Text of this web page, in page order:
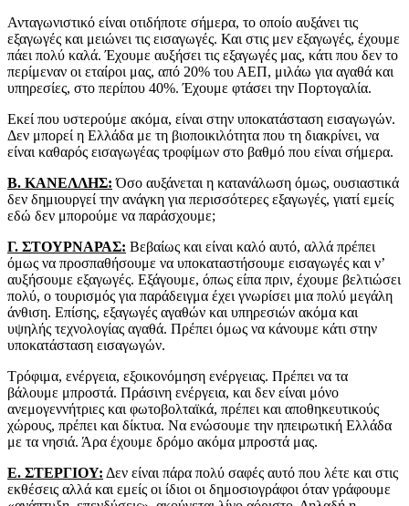
Ανταγωνιστικό είναι οτιδήποτε σήμερα, το οποίο αυξάνει τις
εξαγωγές και μειώνει τις εισαγωγές. Και στις μεν εξαγωγές, έχουμε
πάει πολύ καλά. Έχουμε αυξήσει τις εξαγωγές μας, κάτι που δεν το
περίμεναν οι εταίροι μας, από 20% του ΑΕΠ, μιλάω για αγαθά και
υπηρεσίες, στο περίπου 40%. Έχουμε φτάσει την Πορτογαλία.
Εκεί που υστερούμε ακόμα, είναι στην υποκατάσταση εισαγωγών.
Δεν μπορεί η Ελλάδα με τη βιοποικιλότητα που τη διακρίνει, να
είναι καθαρός εισαγωγέας τροφίμων στο βαθμό που είναι σήμερα.
Β. ΚΑΝΕΛΛΗΣ: Όσο αυξάνεται η κατανάλωση όμως, ουσιαστικά
δεν δημιουργεί την ανάγκη για περισσότερες εξαγωγές, γιατί εμείς
εδώ δεν μπορούμε να παράσχουμε;
Γ. ΣΤΟΥΡΝΑΡΑΣ: Βεβαίως και είναι καλό αυτό, αλλά πρέπει
όμως να προσπαθήσουμε να υποκαταστήσουμε εισαγωγές και ν’
αυξήσουμε εξαγωγές. Εξάγουμε, όπως είπα πριν, έχουμε βελτιώσει
πολύ, ο τουρισμός για παράδειγμα έχει γνωρίσει μια πολύ μεγάλη
άνθιση. Επίσης, εξαγωγές αγαθών και υπηρεσιών ακόμα και
υψηλής τεχνολογίας αγαθά. Πρέπει όμως να κάνουμε κάτι στην
υποκατάσταση εισαγωγών.
Τρόφιμα, ενέργεια, εξοικονόμηση ενέργειας. Πρέπει να τα
βάλουμε μπροστά. Πράσινη ενέργεια, και δεν είναι μόνο
ανεμογεννήτριες και φωτοβολταϊκά, πρέπει και αποθηκευτικούς
χώρους, πρέπει και δίκτυα. Να ενώσουμε την ηπειρωτική Ελλάδα
με τα νησιά. Άρα έχουμε δρόμο ακόμα μπροστά μας.
Ε. ΣΤΕΡΓΙΟΥ: Δεν είναι πάρα πολύ σαφές αυτό που λέτε και στις
εκθέσεις αλλά και εμείς οι ίδιοι οι δημοσιογράφοι όταν γράφουμε